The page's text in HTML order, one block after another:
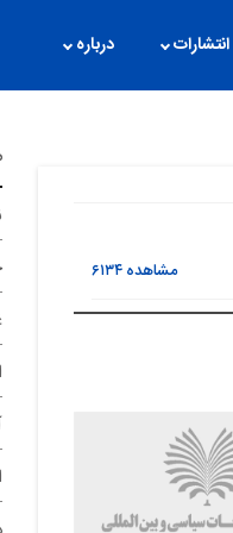
انتشارات درباره
مشاهده۶۱۳۴